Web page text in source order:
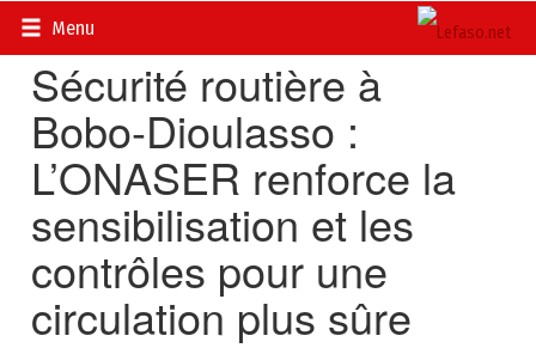
Menu
Accueil>
Sécurité routière à
Bobo-Dioulasso :
L’ONASER renforce la
sensibilisation et les
contrôles pour une
circulation plus sûre